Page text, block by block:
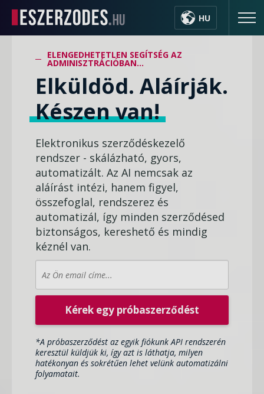
HU
ELENGEDHETETLEN SEGÍTSÉG AZ
ADMINISZTRÁCIÓBAN...
Elküldöd. Aláírják.
Készen van!
Elektronikus szerződéskezelő
rendszer - skálázható, gyors,
automatizált. Az AI nemcsak az
aláírást intézi, hanem figyel,
összefoglal, rendszerez és
automatizál, így minden szerződésed
biztonságos, kereshető és mindig
kéznél van.
Kérek egy próbaszerződést
*A próbaszerződést az egyik fiókunk API rendszerén
keresztül küldjük ki, így azt is láthatja, milyen
hatékonyan és sokrétűen lehet velünk automatizálni
folyamatait.